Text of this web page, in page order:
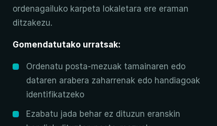
ordenagailuko karpeta lokaletara ere eraman
ditzakezu.
Gomendatutako urratsak:
Ordenatu posta-mezuak tamainaren edo
dataren arabera zaharrenak edo handiagoak
identifikatzeko
Ezabatu jada behar ez dituzun eranskin